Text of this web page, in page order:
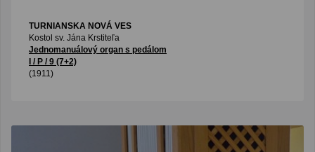
TURNIANSKA NOVÁ VES
Kostol sv. Jána Krstiteľa
Jednomanuálový organ s pedálom
I / P / 9 (7+2)
(1911)